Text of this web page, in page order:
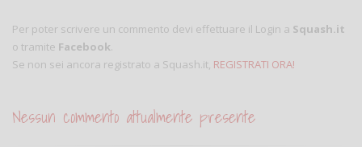
Per poter scrivere un commento devi effettuare il Login a Squash.it
o tramite Facebook.
Se non sei ancora registrato a Squash.it, REGISTRATI ORA!
Nessun commento attualmente presente